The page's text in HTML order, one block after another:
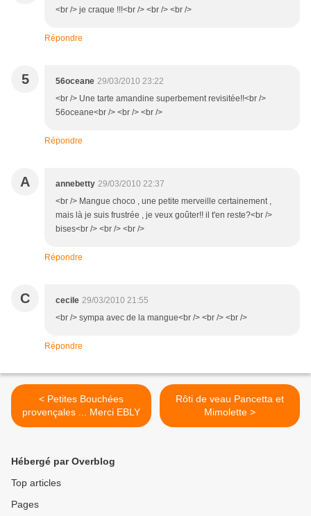
<br /> je craque !!!<br /> <br /> <br />
Répondre
5 56oceane 29/03/2010 23:22
<br /> Une tarte amandine superbement revisitée!!<br />
56oceane<br /> <br /> <br />
Répondre
A annebetty 29/03/2010 22:37
<br /> Mangue choco , une petite merveille certainement ,
mais là je suis frustrée , je veux goûter!! il t'en reste?<br />
bises<br /> <br /> <br />
Répondre
C cecile 29/03/2010 21:55
<br /> sympa avec de la mangue<br /> <br /> <br />
Répondre
< Petites Bouchées
provençales ... Merci EBLY
Rôti de veau Pancetta et
Mimolette >
Hébergé par Overblog
Top articles
Pages